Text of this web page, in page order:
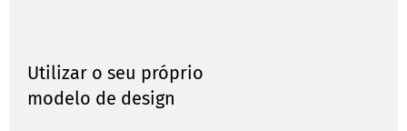
Utilizar o seu próprio
modelo de design